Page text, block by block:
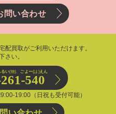
問い合わせ
配買取がご利用いただけます。
さい。
るい(物)、 ごよー(は)えん
540
19:00（日祝も受付可能）